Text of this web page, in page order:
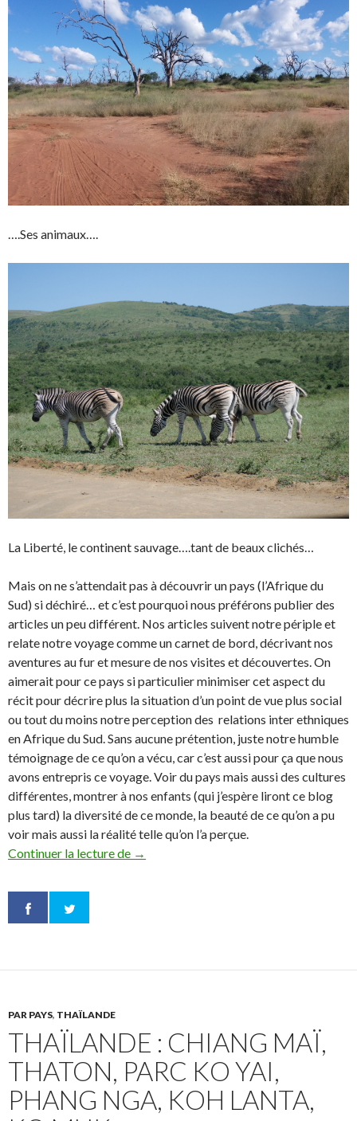
….Ses animaux….
La Liberté, le continent sauvage….tant de beaux clichés…
Mais on ne s’attendait pas à découvrir un pays (l’Afrique du
Sud) si déchiré… et c’est pourquoi nous préférons publier des
articles un peu différent. Nos articles suivent notre périple et
relate notre voyage comme un carnet de bord, décrivant nos
aventures au fur et mesure de nos visites et découvertes. On
aimerait pour ce pays si particulier minimiser cet aspect du
récit pour décrire plus la situation d’un point de vue plus social
ou tout du moins notre perception des relations inter ethniques
en Afrique du Sud. Sans aucune prétention, juste notre humble
témoignage de ce qu’on a vécu, car c’est aussi pour ça que nous
avons entrepris ce voyage. Voir du pays mais aussi des cultures
différentes, montrer à nos enfants (qui j’espère liront ce blog
plus tard) la diversité de ce monde, la beauté de ce qu’on a pu
voir mais aussi la réalité telle qu’on l’a perçue.
Continuer la lecture de L’Afrique du Sud : Les parcs, la route
→
PAR PAYS, THAÏLANDE
THAÏLANDE : CHIANG MAÏ,
THATON, PARC KO YAI,
PHANG NGA, KOH LANTA,